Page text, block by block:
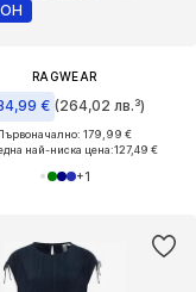
RAGWEAR
€ (264,02 лв.³)
179,99 €
най-ниска цена:127,49 €
+1